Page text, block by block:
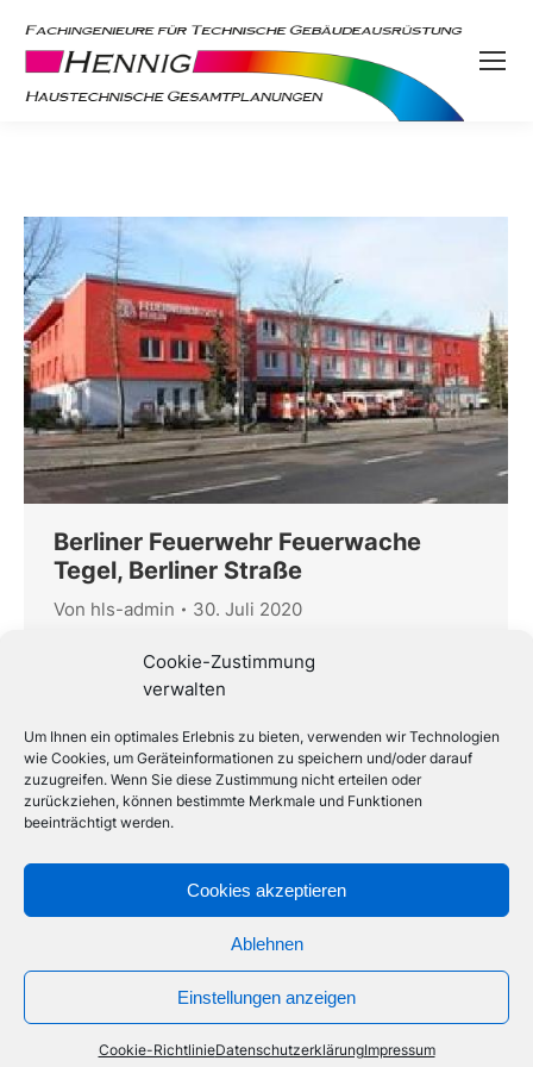
Cookie-Zustimmung
verwalten
Um Ihnen ein optimales Erlebnis zu bieten, verwenden wir Technologien
wie Cookies, um Geräteinformationen zu speichern und/oder darauf
zuzugreifen. Wenn Sie diese Zustimmung nicht erteilen oder
zurückziehen, können bestimmte Merkmale und Funktionen
beeinträchtigt werden.
Cookies akzeptieren
Ablehnen
Einstellungen anzeigen
Cookie-RichtlinieDatenschutzerklärungImpressum
Berliner Feuerwehr Feuerwache
Tegel, Berliner Straße
Von hls-admin 30. Juli 2020
Straße Bauvorhaben: Feuerwache Tegel,
inklusive Feuerwehrmuseum Berlin Bauort:
Berliner Straße, Berlin Tegel Baujahr: 1956
Bauherr: SILB vertreten durch BIM – Berliner
Immobilien Management Bau- und
Planungszeitraum: 2009 bis 2011 Nutzfläche:
ca. 3.000 m² Gesamtbaukosten: ca. 1.100.000
€ Maßnahmen: Sanierung Sanitärbereiche
Erneuerung Heizungsanlage Einbau
Lüftungsanlage mit Wärmerückgewinnung
Einrichtung einer Desinfektion Sanierung…